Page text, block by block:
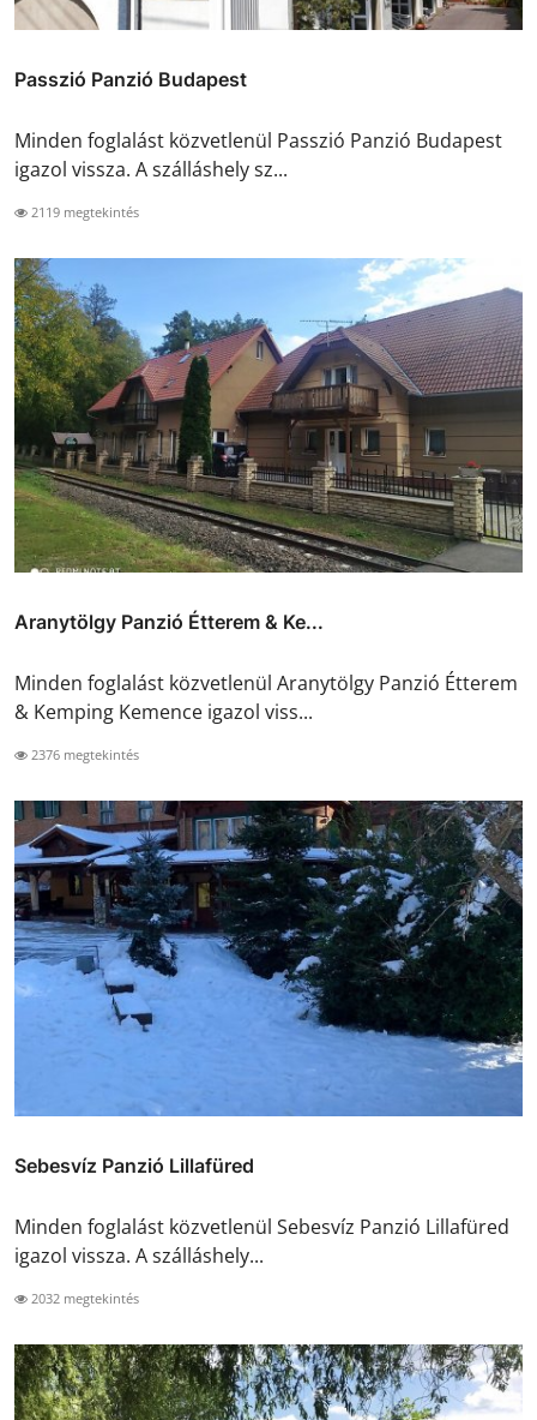
Passzió Panzió Budapest
Minden foglalást közvetlenül Passzió Panzió Budapest
igazol vissza. A szálláshely sz...
2119 megtekintés
Aranytölgy Panzió Étterem & Ke...
Minden foglalást közvetlenül Aranytölgy Panzió Étterem
& Kemping Kemence igazol viss...
2376 megtekintés
Sebesvíz Panzió Lillafüred
Minden foglalást közvetlenül Sebesvíz Panzió Lillafüred
igazol vissza. A szálláshely...
2032 megtekintés